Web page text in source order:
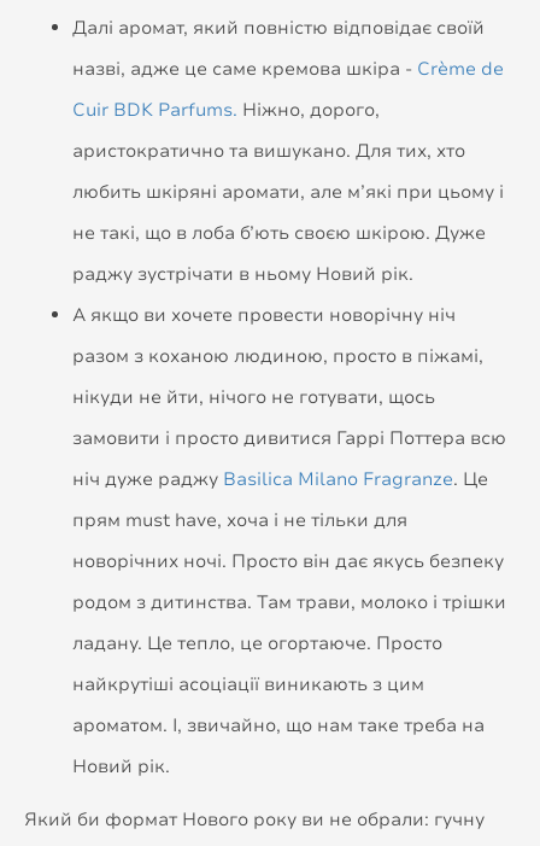
Далі аромат, який повністю відповідає своїй
назві, адже це саме кремова шкіра - Crème de
Cuir BDK Parfums. Ніжно, дорого,
аристократично та вишукано. Для тих, хто
любить шкіряні аромати, але м’які при цьому і
не такі, що в лоба б’ють своєю шкірою. Дуже
раджу зустрічати в ньому Новий рік.
А якщо ви хочете провести новорічну ніч
разом з коханою людиною, просто в піжамі,
нікуди не йти, нічого не готувати, щось
замовити і просто дивитися Гаррі Поттера всю
ніч дуже раджу Basilica Milano Fragranze. Це
прям must have, хоча і не тільки для
новорічних ночі. Просто він дає якусь безпеку
родом з дитинства. Там трави, молоко і трішки
ладану. Це тепло, це огортаюче. Просто
найкрутіші асоціації виникають з цим
ароматом. І, звичайно, що нам таке треба на
Новий рік.
Який би формат Нового року ви не обрали: гучну